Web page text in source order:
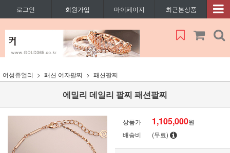
로그인 회원가입 마이페이지 최근본상품
여성쥬얼리 패션 여자팔찌 패션팔찌
에밀리 데일리 팔찌 패션팔찌
상품가 1,105,000원
배송비
(무료)